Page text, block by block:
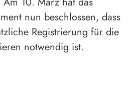
nun beschlossen, dass
Registrierung für die
notwendig ist.